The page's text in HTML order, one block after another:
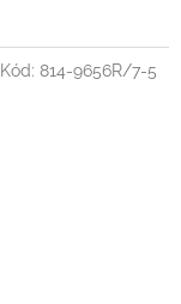
Kód: 814-9656R/7-5